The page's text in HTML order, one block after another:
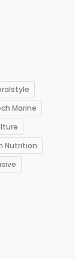
Marine
Nutrition